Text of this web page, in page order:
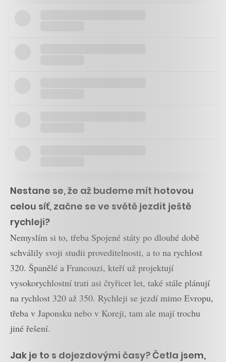
Nestane se, že až budeme mít hotovou
celou síť, začne se ve světě jezdit ještě
rychleji?
Nemyslím si to, třeba Spojené státy po dlouhé době
schválily svoji studii proveditelnosti, a to na rychlost
320. Španělé a Francouzi, kteří už projektují
vysokorychlostní trati asi čtyřicet let, také stále plánují
na rychlost 320 až 350. Rychleji se jezdí mimo Evropu,
třeba v Japonsku nebo v Koreji, tam ale mají trochu
jiné řešení.
Jak je to s dojezdovými časy? Četla jsem,